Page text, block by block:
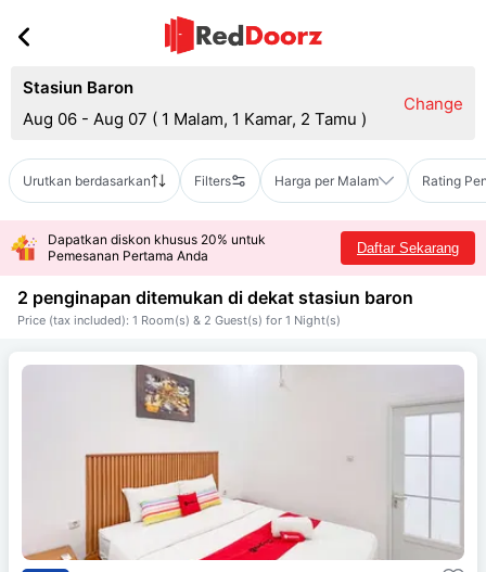
Stasiun Baron
Aug 06 - Aug 07 ( 1 Malam, 1 Kamar, 2 Tamu )
Change
Urutkan berdasarkan Filters Harga per Malam Rating
Dapatkan diskon khusus 20% untuk
Pemesanan Pertama Anda
Daftar Sekarang
2 penginapan ditemukan di dekat stasiun baron
Price (tax included): 1 Room(s) & 2 Guest(s) for 1 Night(s)